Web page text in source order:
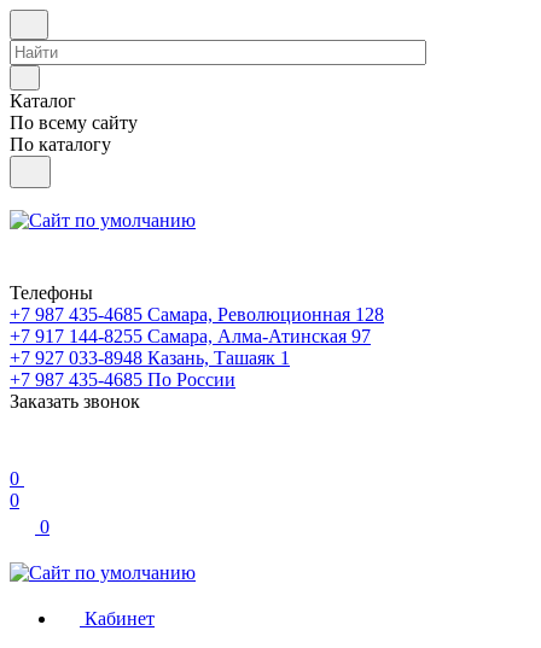
Каталог
По всему сайту
По каталогу
Телефоны
+7 987 435-4685 Самара, Революционная 128
+7 917 144-8255 Самара, Алма-Атинская 97
+7 927 033-8948 Казань, Ташаяк 1
+7 987 435-4685 По России
Заказать звонок
0
0
0
Кабинет